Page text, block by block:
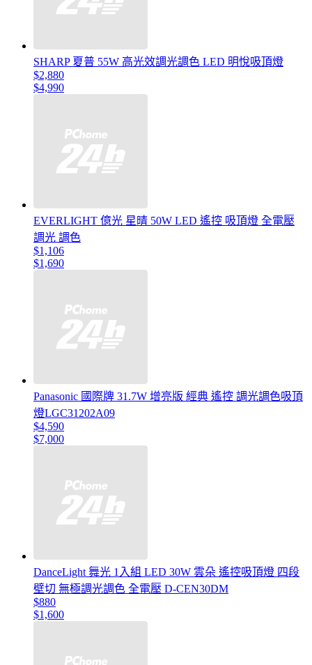
SHARP 夏普 55W 高光效調光調色 LED 明悅吸頂燈
$2,880
$4,990
EVERLIGHT 億光 星晴 50W LED 遙控 吸頂燈 全電壓
調光 調色
$1,106
$1,690
Panasonic 國際牌 31.7W 增亮版 經典 遙控 調光調色吸頂
燈LGC31202A09
$4,590
$7,000
DanceLight 舞光 1入組 LED 30W 雲朵 遙控吸頂燈 四段
壁切 無極調光調色 全電壓 D-CEN30DM
$880
$1,600